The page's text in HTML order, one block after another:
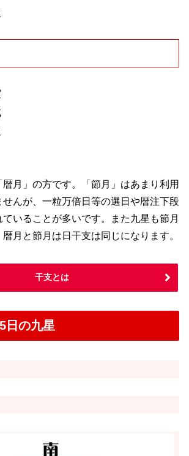
月」の方です。「節月」はあまり利用
んが、一粒万倍日等の選日や暦注下段
いることが多いです。また九星も節月
月と節月は日干支は同じになります。
干支とは
日の九星